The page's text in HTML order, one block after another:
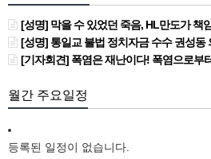
[성명] 막을 수 있었던 죽음, HL만도가 책임져라 : 청년노동자 사망사고의 철
[성명] 통일교 불법 정치자금 수수 권성동 의
[기자회견] 폭염은 재난이다! 폭염으로부터 안전한 일터를 위한 민주노총
월간 주요일정
등록된 일정이 없습니다.